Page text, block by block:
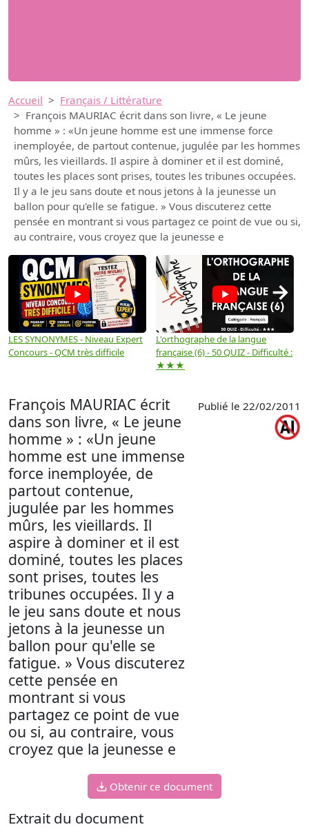
Accueil
Français / Littérature
François MAURIAC écrit dans son livre, « Le jeune
homme » : «Un jeune homme est une immense force
inemployée, de partout contenue, jugulée par les hommes
mûrs, les vieillards. Il aspire à dominer et il est dominé,
toutes les places sont prises, toutes les tribunes occupées.
Il y a le jeu sans doute et nous jetons à la jeunesse un
ballon pour qu'elle se fatigue. » Vous discuterez cette
pensée en montrant si vous partagez ce point de vue ou si,
au contraire, vous croyez que la jeunesse e
LES SYNONYMES - Niveau Expert
Concours - QCM très difficile
L'orthographe de la langue
française (6) - 50 QUIZ - Difficulté :
★★★
→
François MAURIAC écrit
dans son livre, « Le jeune
homme » : «Un jeune
homme est une immense
force inemployée, de
partout contenue,
jugulée par les hommes
mûrs, les vieillards. Il
aspire à dominer et il est
dominé, toutes les places
sont prises, toutes les
tribunes occupées. Il y a
le jeu sans doute et nous
jetons à la jeunesse un
ballon pour qu'elle se
fatigue. » Vous discuterez
cette pensée en
montrant si vous
partagez ce point de vue
ou si, au contraire, vous
croyez que la jeunesse e
Publié le 22/02/2011
Obtenir ce document
Extrait du document